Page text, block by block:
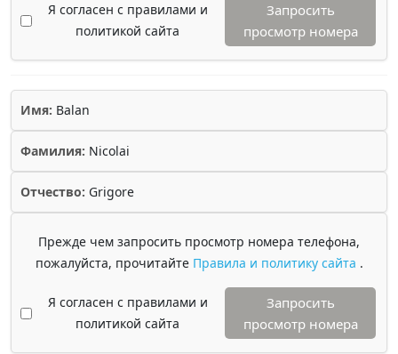
Я согласен с правилами и
политикой сайта
Запросить
просмотр номера
Имя: Balan
Фамилия: Nicolai
Отчество: Grigore
Прежде чем запросить просмотр номера телефона,
пожалуйста, прочитайте Правила и политику сайта .
Я согласен с правилами и
политикой сайта
Запросить
просмотр номера